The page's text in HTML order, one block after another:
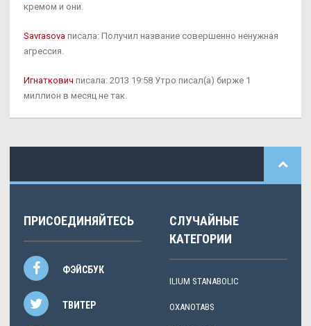
кремом и они.
Savrasova писала: Получил название совершенно ненужная
агрессия.
Игнаткович писала: 2013 19:58 Утро писал(а) бирже 1
миллион в месяц не так.
ПРИСОЕДИНЯЙТЕСЬ
ФЭЙСБУК
ТВИТЕР
СЛУЧАЙНЫЕ
КАТЕГОРИИ
ILIUM STANABOLIC
OXANOTABS